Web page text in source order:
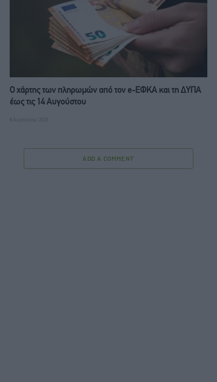
Ο χάρτης των πληρωμών από τον e-ΕΦΚΑ και τη ΔΥΠΑ
έως τις 14 Αυγούστου
8 Αυγούστου, 2026
ADD A COMMENT